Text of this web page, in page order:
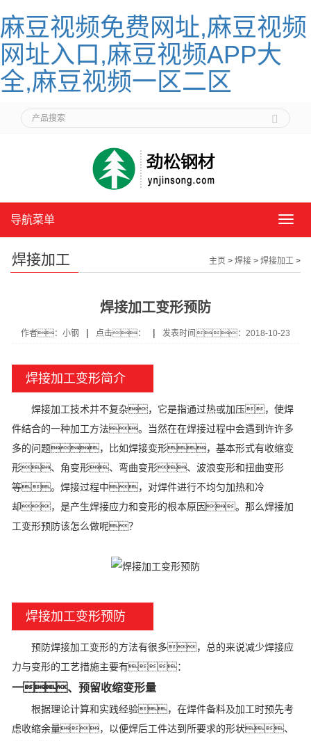
麻豆视频免费网址,麻豆视频
网址入口,麻豆视频APP大
全,麻豆视频一区二区
导
单
导航菜单
焊接加工 主页 > 焊接 > 焊接加工 >
焊接加工变形预防
作者：小钢 | 点击： | 发表时间：2018-10-23
焊接加工变形简介
焊接加工技术并不复杂，它是指通过热或加压，使焊
件结合的一种加工方法。当然在在焊接过程中会遇到许许多
多的问题，比如焊接变形，基本形式有收缩变
形、角变形、弯曲变形、波浪变形和扭曲变形
等。焊接过程中，对焊件进行不均匀加热和冷
却，是产生焊接应力和变形的根本原因。那么焊接加
工变形预防该怎么做呢？
焊接加工变形预防
预防焊接加工变形的方法有很多，总的来说减少焊接应
力与变形的工艺措施主要有：
一、预留收缩变形量
根据理论计算和实践经验，在焊件备料及加工时预先考
虑收缩余量，以便焊后工件达到所要求的形状、